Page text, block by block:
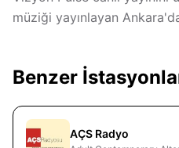
müziği yayınlayan
Benzer
AÇS Radyo